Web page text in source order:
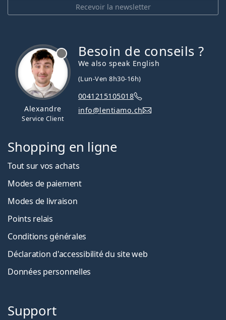
Recevoir la newsletter
Alexandre
Service Client
Besoin de conseils ?
We also speak English
(Lun-Ven 8h30-16h)
0041215105018
info@lentiamo.ch
Shopping en ligne
Tout sur vos achats
Modes de paiement
Modes de livraison
Points relais
Conditions générales
Déclaration d'accessibilité du site web
Données personnelles
Support